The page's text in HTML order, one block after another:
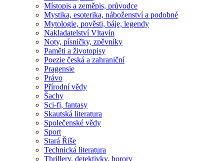
Místopis a zeměpis, průvodce
Mystika, esoterika, náboženství a podobné
Mytologie, pověsti, báje, legendy
Nakladatelství Vltavín
Noty, písničky, zpěvníky
Paměti a životopisy
Poezie česká a zahraniční
Pragensie
Právo
Přírodní vědy
Šachy
Sci-fi, fantasy
Skautská literatura
Společenské vědy
Sport
Stará Říše
Technická literatura
Thrillery, detektivky, horory